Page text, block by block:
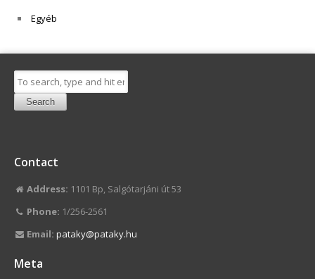
Egyéb
Search
Contact
Address: 1101 Bp, Salgótarjáni út 53
Phone: 1/256-2561
Email: pataky@pataky.hu
Meta